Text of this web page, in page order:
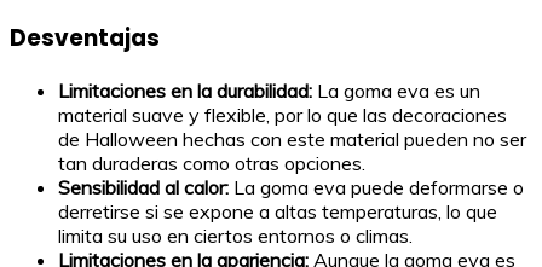
Desventajas
Limitaciones en la durabilidad: La goma eva es un
material suave y flexible, por lo que las decoraciones
de Halloween hechas con este material pueden no ser
tan duraderas como otras opciones.
Sensibilidad al calor: La goma eva puede deformarse o
derretirse si se expone a altas temperaturas, lo que
limita su uso en ciertos entornos o climas.
Limitaciones en la apariencia: Aunque la goma eva es